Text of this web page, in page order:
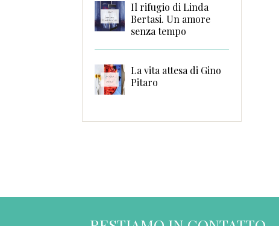
Il rifugio di Linda
Bertasi. Un amore
senza tempo
La vita attesa di Gino
Pitaro